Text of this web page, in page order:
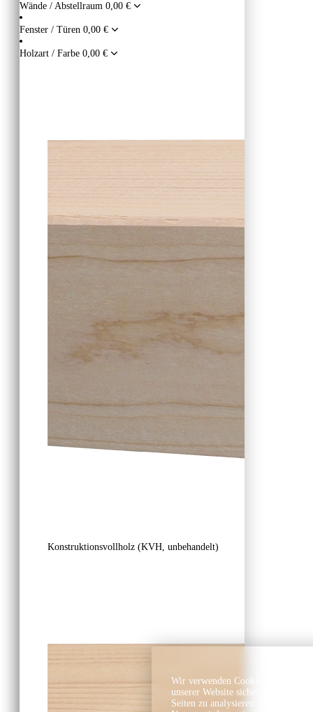
Wände / Abstellraum 0,00 €
Fenster / Türen 0,00 €
Holzart / Farbe 0,00 €
Konstruktionsvollholz (KVH, unbehandelt)
Wir verwenden Cookies und
unserer Website sicherzustellen,
Seiten zu analysieren. Dabei